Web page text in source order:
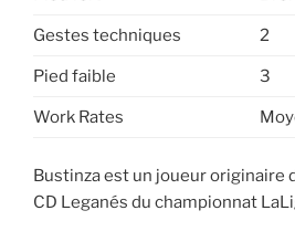
Gestes techniques 2
Pied faible 3
Work Rates
Bustinza est un joueur originaire
CD Leganés du championnat